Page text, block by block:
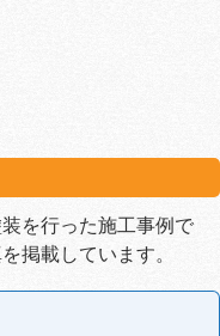
を行った施工事例で
掲載しています。